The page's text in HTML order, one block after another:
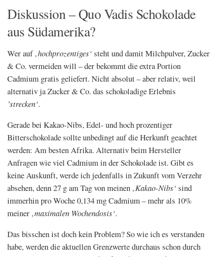
Diskussion – Quo Vadis Schokolade
aus Südamerika?
Wer auf‚hochprozentiges‘ steht und damit Milchpulver, Zucker
& Co. vermeiden will – der bekommt die extra Portion
Cadmium gratis geliefert. Nicht absolut – aber relativ, weil
alternativ ja Zucker & Co. das schokoladige Erlebnis
’strecken‘.
Gerade bei Kakao-Nibs, Edel- und hoch prozentiger
Bitterschokolade sollte unbedingt auf die Herkunft geachtet
werden: Am besten Afrika. Alternativ beim Hersteller
Anfragen wie viel Cadmium in der Schokolade ist. Gibt es
keine Auskunft, werde ich jedenfalls in Zukunft vom Verzehr
absehen, denn 27 g am Tag von meinen ‚Kakao-Nibs‘ sind
immerhin pro Woche 0,134 mg Cadmium – mehr als 10%
meiner ‚maximalen Wochendosis‘.
Das bisschen ist doch kein Problem? So wie ich es verstanden
habe, werden die aktuellen Grenzwerte durchaus schon durch